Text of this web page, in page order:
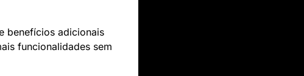
benefícios adicionais
funcionalidades sem